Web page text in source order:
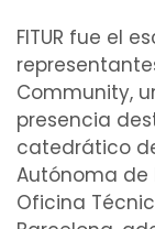
FITUR fue el
Community,
presencia
catedrático
Autónoma de
Oficina